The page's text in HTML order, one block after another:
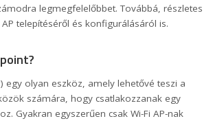
legmegfelelőbbet. Továbbá, részletes
telepítéséről és konfigurálásáról is.
egy olyan eszköz, amely lehetővé teszi a
számára, hogy csatlakozzanak egy
Gyakran egyszerűen csak Wi-Fi AP-nak